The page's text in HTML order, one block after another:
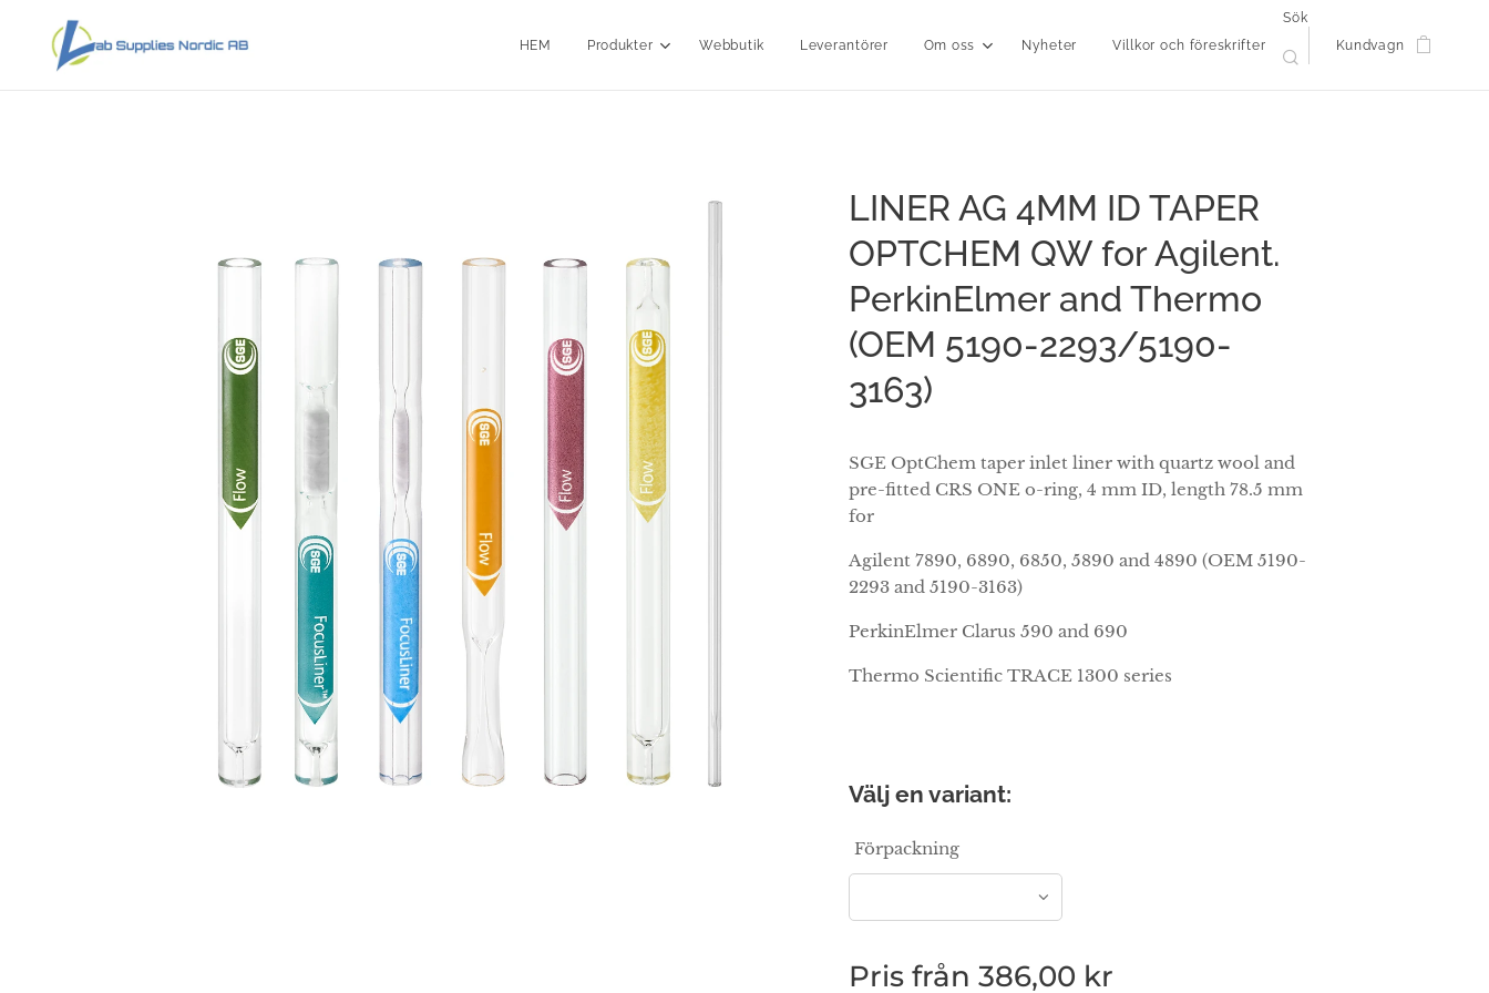
HEM Produkter Webbutik Leverantörer Om oss Nyheter Villkor och föreskrifter
Sök
Kundvagn
LINER AG 4MM ID TAPER
OPTCHEM QW for Agilent.
PerkinElmer and Thermo
(OEM 5190-2293/5190-
3163)
SGE OptChem taper inlet liner with quartz wool and
pre-fitted CRS ONE o-ring, 4 mm ID, length 78.5 mm
for
Agilent 7890, 6890, 6850, 5890 and 4890 (OEM 5190-
2293 and 5190-3163)
PerkinElmer Clarus 590 and 690
Thermo Scientific TRACE 1300 series
Välj en variant:
Förpackning
Pris från386,00 kr